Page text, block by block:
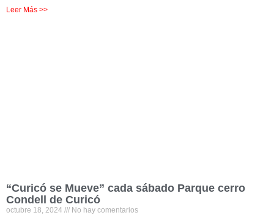
Leer Más >>
“Curicó se Mueve” cada sábado Parque cerro
Condell de Curicó
octubre 18, 2024 No hay comentarios